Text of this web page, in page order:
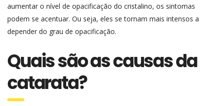
aumentar o nível de opacificação do cristalino, os sintomas
podem se acentuar. Ou seja, eles se tornam mais intensos a
depender do grau de opacificação.
Quais são as causas da
catarata?